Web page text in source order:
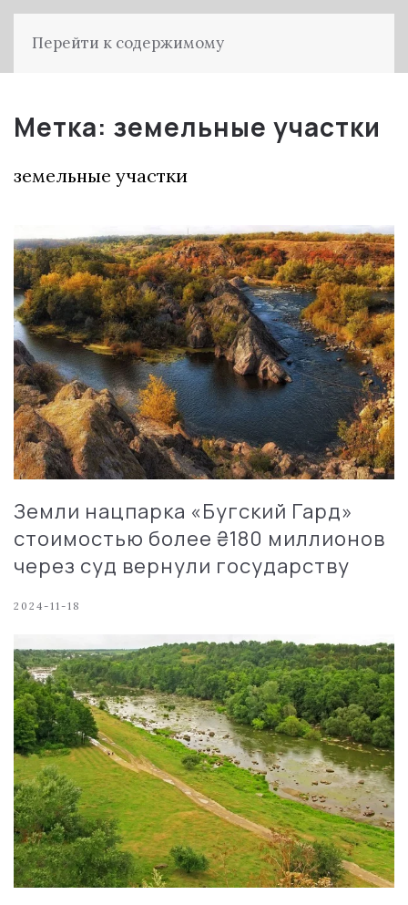
Перейти к содержимому
Метка: земельные участки
земельные участки
Земли нацпарка «Бугский Гард»
стоимостью более ₴180 миллионов
через суд вернули государству
2024-11-18